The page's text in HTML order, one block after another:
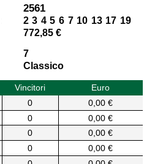
2561
2 3 4 5 6 7 10 13 17 19
772,85 €
7
Classico
Vincitori
Euro
0
0,00 €
0
0,00 €
0
0,00 €
0
0,00 €